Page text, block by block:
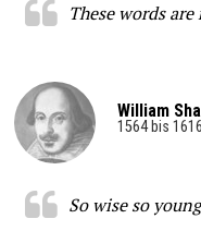
These words
William
1564 bis 1616
So wise so